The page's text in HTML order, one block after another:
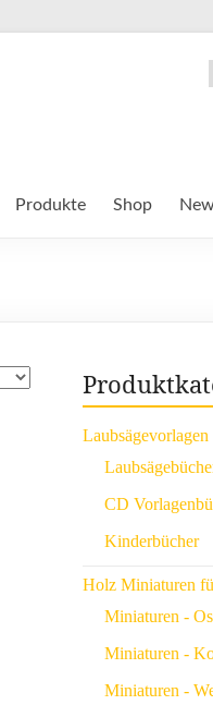
Produkte Shop
Laubsägevorlagen
CD
Kinderbücher
Holz Miniaturen
Miniaturen -
Miniaturen -
Miniaturen -